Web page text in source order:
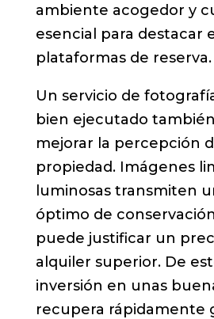
ambiente acogedor y
esencial para destacar
plataformas de reserva.
Un servicio de
bien ejecutado
mejorar la percepción
propiedad. Imágenes
luminosas transmiten
óptimo de
puede justificar un
alquiler superior. De
inversión en unas
recupera rápidamente